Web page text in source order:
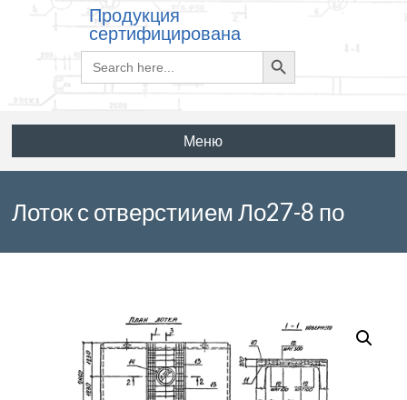
Продукция
сертифицирована
Search
for:
Search
Button
Меню
Лоток с отверстиием Ло27-8 по